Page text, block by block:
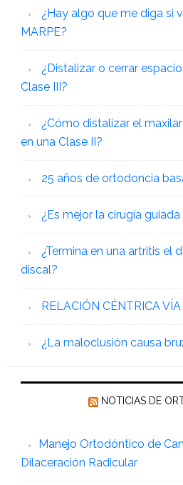
¿Hay algo que me diga si
MARPE?
¿Distalizar o cerrar
Clase III?
¿Cómo distalizar el
en una Clase II?
25 años de ortodoncia
¿Es mejor la cirugía
¿Termina en una artritis el
discal?
RELACIÓN CÉNTRICA
¿La maloclusión causa
NOTICIAS DE
Manejo Ortodóntico de
Dilaceración Radicular